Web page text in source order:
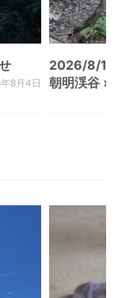
8月4日
2026/8/
朝明渓谷 ×